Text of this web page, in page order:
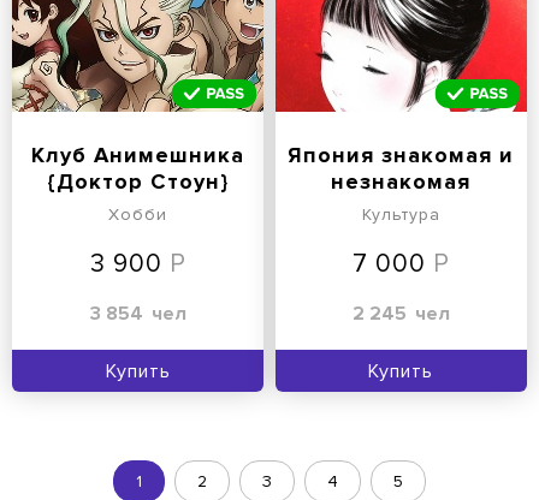
Клуб Анимешника
{Доктор Стоун}
Хобби
3 900
3 854 чел
Купить
Япония знакомая и
незнакомая
Культура
7 000
2 245 чел
Купить
1 2 3 4 5